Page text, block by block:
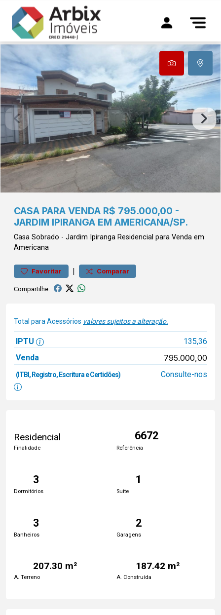
CASA PARA VENDA R$ 795.000,00 -
JARDIM IPIRANGA EM AMERICANA/SP.
Casa Sobrado - Jardim Ipiranga Residencial para Venda em
Americana
Favoritar | Comparar
Compartilhe:
Total para Acessórios valores sujeitos a alteração.
IPTU
135,36
Venda
795.000,00
(ITBI, Registro, Escritura e Certidões) Consulte-nos
Residencial
Finalidade
6672
Referência
3
Dormitórios
1
Suite
3
Banheiros
2
Garagens
207.30 m²
A. Terreno
187.42 m²
A. Construída